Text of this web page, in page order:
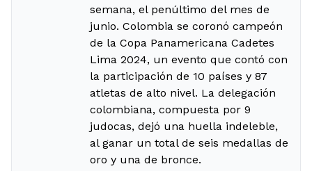
semana, el penúltimo del mes de
junio. Colombia se coronó campeón
de la Copa Panamericana Cadetes
Lima 2024, un evento que contó con
la participación de 10 países y 87
atletas de alto nivel. La delegación
colombiana, compuesta por 9
judocas, dejó una huella indeleble,
al ganar un total de seis medallas de
oro y una de bronce.